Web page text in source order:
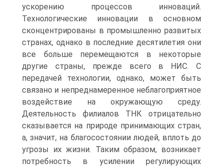
ускорению процессов инноваций.
Технологические инновации в основном
сконцентрированы в промышленно развитых
странах, однако в последние десятилетия они
все больше перемещаются в некоторые
другие страны, прежде всего в НИС. С
передачей технологии, однако, может быть
связано и непреднамеренное неблагоприятное
воздействие на окружающую среду.
Деятельность филиалов ТНК отрицательно
сказывается на природе принимающих стран,
а, значит, на благосостоянии людей, вплоть до
угрозы их жизни. Таким образом, возникает
потребность в усилении регулирующих